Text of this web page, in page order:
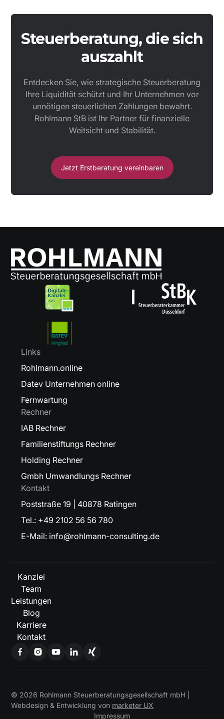
Steuerberatung, die sich
auszahlt
Entdecken Sie, wie strategische Steuerberatung
Ihre Liquidität schützt und Ihr Unternehmen vor
unnötigen steuerlichen Zahlungen bewahrt.
Rohlmann StB ist Ihr Partner für finanzielle
Weitsicht und Stabilität.
Jetzt Erstberatung vereinbaren
Links
Rohlmann.online
Datev Unternehmen online
Fernwartung
Rechner
IAB Rechner
Familienstiftungs Rechner
Holding Rechner
Gmbh Umwandlungs Rechner
Kontakt
Poststraße 19 | 40878 Ratingen
Tel.: +49 2102 56 56 780
E-Mail: info@rohlmann-consulting.de
Kanzlei
Team
Leistungen
Blog
Karriere
Kontakt
© 2026 Rohlmann Steuerberatungsgesellschaft mbH |
Webdesign & Entwicklung von marketer UX
Impressum